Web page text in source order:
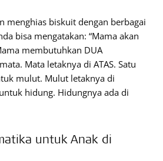
menghias biskuit dengan berbagai
bisa mengatakan: “Mama akan
membutuhkan DUA
Mata letaknya di ATAS. Satu
mulut. Mulut letaknya di
untuk hidung. Hidungnya ada di
untuk Anak di